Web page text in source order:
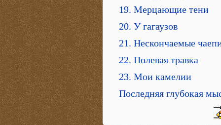
19. Мерцающие тени
20. У гагаузов
21. Нескончаемые
22. Полевая травка
23. Мои камелии
Последняя глубокая